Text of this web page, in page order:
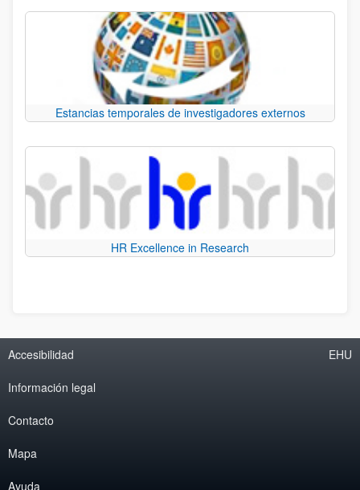
Estancias temporales de investigadores externos
HR Excellence in Research
Accesibilidad
Información legal
Contacto
Mapa
Ayuda
EHU